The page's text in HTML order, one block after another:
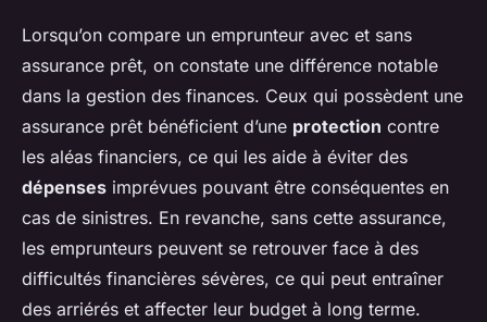
Lorsqu’on compare un emprunteur avec et sans
assurance prêt, on constate une différence notable
dans la gestion des finances. Ceux qui possèdent une
assurance prêt bénéficient d’une protection contre
les aléas financiers, ce qui les aide à éviter des
dépenses imprévues pouvant être conséquentes en
cas de sinistres. En revanche, sans cette assurance,
les emprunteurs peuvent se retrouver face à des
difficultés financières sévères, ce qui peut entraîner
des arriérés et affecter leur budget à long terme.